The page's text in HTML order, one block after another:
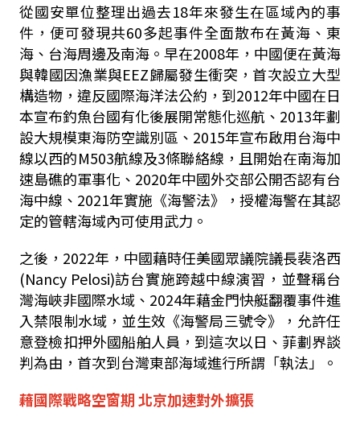
從國安單位整理出過去18年來發生在區域內的事
件，便可發現共60多起事件全面散布在黃海、東
海、台海周邊及南海。早在2008年，中國便在黃海
與韓國因漁業與EEZ歸屬發生衝突，首次設立大型
構造物，違反國際海洋法公約，到2012年中國在日
本宣布釣魚台國有化後展開常態化巡航、2013年劃
設大規模東海防空識別區、2015年宣布啟用台海中
線以西的M503航線及3條聯絡線，且開始在南海加
速島礁的軍事化、2020年中國外交部公開否認有台
海中線、2021年實施《海警法》，授權海警在其認
定的管轄海域內可使用武力。
之後，2022年，中國藉時任美國眾議院議長裴洛西
(Nancy Pelosi)訪台實施跨越中線演習，並聲稱台
灣海峽非國際水域、2024年藉金門快艇翻覆事件進
入禁限制水域，並生效《海警局三號令》，允許任
意登檢扣押外國船舶人員，到這次以日、菲劃界談
判為由，首次到台灣東部海域進行所謂「執法」。
藉國際戰略空窗期 北京加速對外擴張